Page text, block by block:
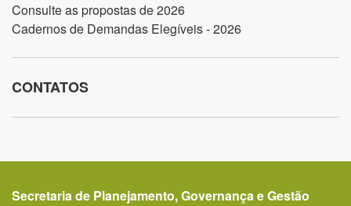
Consulte as propostas de 2026
Cadernos de Demandas Elegíveis - 2026
CONTATOS
Secretaria de Planejamento, Governança e Gestão